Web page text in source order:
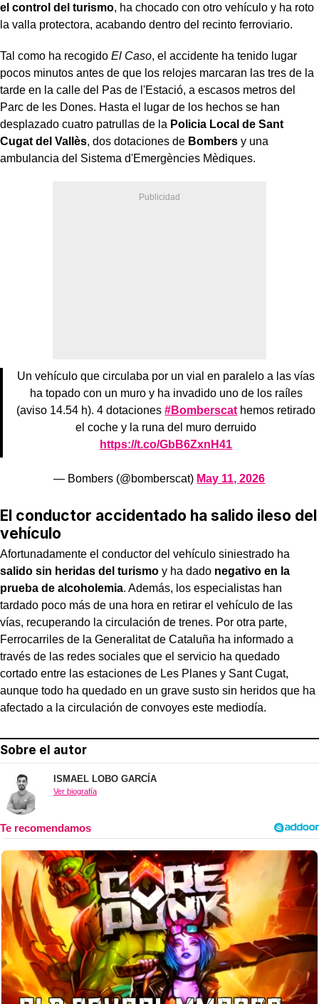
el control del turismo, ha chocado con otro vehículo y ha roto
la valla protectora, acabando dentro del recinto ferroviario.
Tal como ha recogido El Caso, el accidente ha tenido lugar
pocos minutos antes de que los relojes marcaran las tres de la
tarde en la calle del Pas de l'Estació, a escasos metros del
Parc de les Dones. Hasta el lugar de los hechos se han
desplazado cuatro patrullas de la Policia Local de Sant
Cugat del Vallès, dos dotaciones de Bombers y una
ambulancia del Sistema d'Emergències Mèdiques.
Un vehículo que circulaba por un vial en paralelo a las vías
ha topado con un muro y ha invadido uno de los raíles
(aviso 14.54 h). 4 dotaciones#Bomberscat hemos retirado
el coche y la runa del muro derruido
https://t.co/GbB6ZxnH41
— Bombers (@bomberscat) May 11, 2026
El conductor accidentado ha salido ileso del
vehículo
Afortunadamente el conductor del vehículo siniestrado ha
salido sin heridas del turismo y ha dado negativo en la
prueba de alcoholemia. Además, los especialistas han
tardado poco más de una hora en retirar el vehículo de las
vías, recuperando la circulación de trenes. Por otra parte,
Ferrocarriles de la Generalitat de Cataluña ha informado a
través de las redes sociales que el servicio ha quedado
cortado entre las estaciones de Les Planes y Sant Cugat,
aunque todo ha quedado en un grave susto sin heridos que ha
afectado a la circulación de convoyes este mediodía.
Sobre el autor
ISMAEL LOBO GARCÍA
Ver biografía